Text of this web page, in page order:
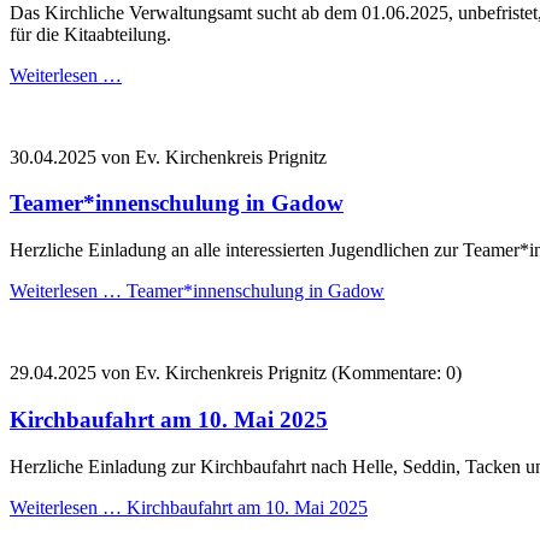
Das Kirchliche Verwaltungsamt sucht ab dem 01.06.2025,
für die Kitaabteilung.
Weiterlesen …
30.04.2025 von Ev. Kirchenkreis Prignitz
Teamer*innenschulung in Gadow
Herzliche Einladung an alle interessierten Jugendlichen zur
Weiterlesen … Teamer*innenschulung in Gadow
29.04.2025 von Ev. Kirchenkreis Prignitz (Kommentare: 0)
Kirchbaufahrt am 10. Mai 2025
Herzliche Einladung zur Kirchbaufahrt nach Helle, Seddin, Tacken
Weiterlesen … Kirchbaufahrt am 10. Mai 2025